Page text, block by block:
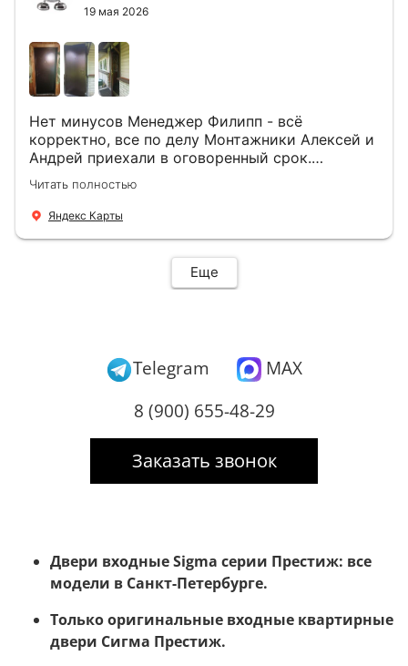
19 мая 2026
Нет минусов Менеджер Филипп - всё
корректно, все по делу Монтажники Алексей и
Андрей приехали в оговоренный срок.
Демонтировали старую дверь и установили
новую буквально за час Быстро и качественно
+ нормальные цены Всем большое спасибо
Читать полностью
Яндекс Карты
Еще
Telegram
MAX
8 (900) 655-48-29
Заказать звонок
Двери входные Sigma серии Престиж: все
модели в Санкт-Петербурге.
Только оригинальные входные квартирные
двери Сигма Престиж.